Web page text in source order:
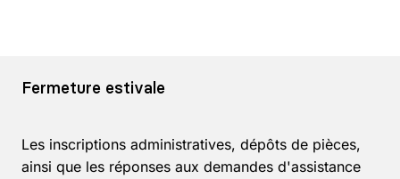
Fermeture estivale
Les inscriptions administratives, dépôts de pièces,
ainsi que les réponses aux demandes d'assistance